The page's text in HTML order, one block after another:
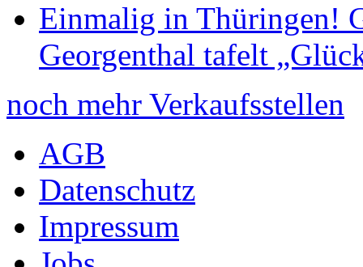
Einmalig in Thüringen!
Georgenthal tafelt
noch mehr Verkaufsstellen
AGB
Datenschutz
Impressum